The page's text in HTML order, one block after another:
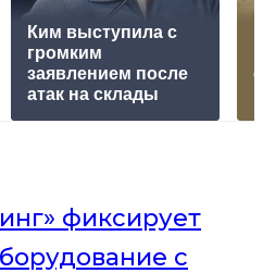
Ким выступила с
громким
заявлением после
атак на склады
фиксирует
с